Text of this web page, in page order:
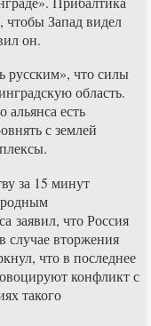
чтобы Запад видел
он.
русским», что силы
область.
альянса есть
с землей
за 15 минут
заявил, что Россия
случае вторжения
что в последнее
конфликт с
такого